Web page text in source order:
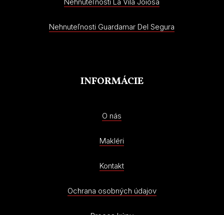
Nehnuteľnosti Guardamar Del Segura
INFORMÁCIE
O nás
Makléri
Kontakt
Ochrana osobných údajov